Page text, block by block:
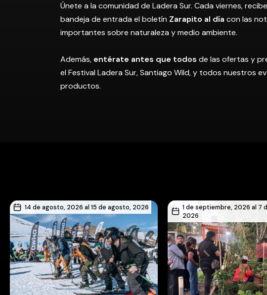
Únete a la comunidad de Ladera Sur. Cada viernes,
bandeja de entrada el boletín Zarapito al día con las
importantes sobre naturaleza y medio ambiente.
Además, entérate antes que todos de las ofertas y
el Festival Ladera Sur, Santiago Wild, y todos nuestros
productos.
14 de agosto, 2026 al 15 de agosto, 2026
1 de septiembre, 2026 al 7
2026